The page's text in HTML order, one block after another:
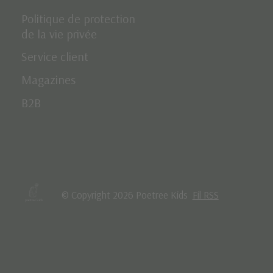
Politique de protection
de la vie privée
Service client
Magazines
B2B
© Copyright 2026 Poetree Kids Fil RSS